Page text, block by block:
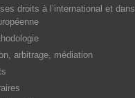
droits à l’international et dans
arbitrage, médiation